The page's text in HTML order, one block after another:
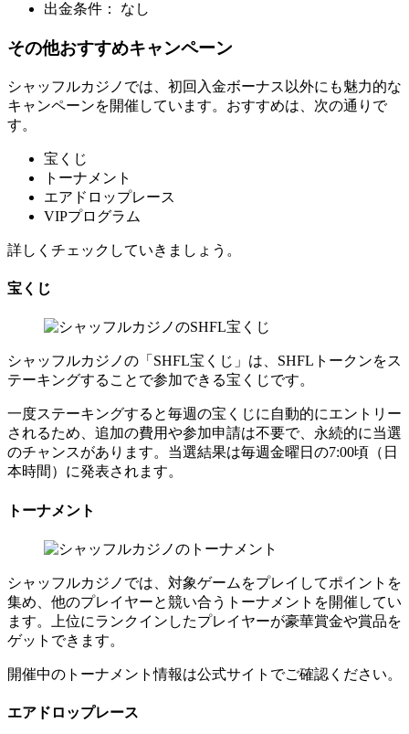
出金条件： なし
その他おすすめキャンペーン
シャッフルカジノでは、初回入金ボーナス以外にも魅力的な
キャンペーンを開催しています。おすすめは、次の通りで
す。
宝くじ
トーナメント
エアドロップレース
VIPプログラム
詳しくチェックしていきましょう。
宝くじ
シャッフルカジノの「SHFL宝くじ」は、SHFLトークンをス
テーキングすることで参加できる宝くじです。
一度ステーキングすると毎週の宝くじに自動的にエントリー
されるため、追加の費用や参加申請は不要で、永続的に当選
のチャンスがあります。当選結果は毎週金曜日の7:00頃（日
本時間）に発表されます。
トーナメント
シャッフルカジノでは、対象ゲームをプレイしてポイントを
集め、他のプレイヤーと競い合うトーナメントを開催してい
ます。上位にランクインしたプレイヤーが豪華賞金や賞品を
ゲットできます。
開催中のトーナメント情報は公式サイトでご確認ください。
エアドロップレース